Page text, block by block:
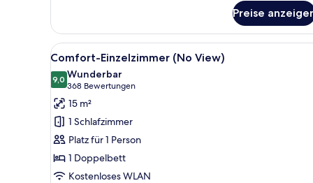
Transit
Area
anzeigen
-
Non-
Smoking,
Transit
Area
Preise
Alle
Fotos
für
Comfort-
Einzelzimmer
(No
View)
anzeigen
Comfort-Einzelzimmer (No
7
Comfort-Einzelzimmer (No View)
9,09,0 von 10
Wunderbar
368 Bewertungen
(368
Bewertungen)
15 m²
1 Schlafzimmer
Platz für 1 Person
1 Doppelbett
Kostenloses WLAN